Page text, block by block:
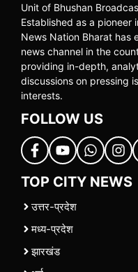
Unit of Bhushan
Established as a pioneer
News Nation Bharat has
news channel in the
providing in-depth,
discussions on pressing
interests.
FOLLOW US
TOP CITY NEWS
उत्तर-प्रदेश
मध्य-प्रदेश
झारखंड